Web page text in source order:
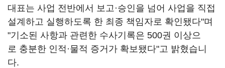
대표는 사업 전반에서 보고·승인을 넘어 사업을 직접
설계하고 실행하도록 한 최종 책임자로 확인됐다"며
"기소된 사항과 관련한 수사기록은 500권 이상으
로 충분한 인적·물적 증거가 확보됐다"고 밝혔습니
다.